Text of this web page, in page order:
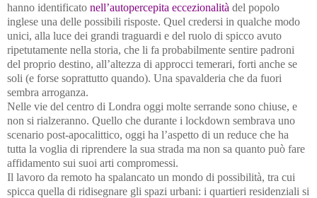
hanno identificato nell’autopercepita eccezionalità del popolo
inglese una delle possibili risposte. Quel credersi in qualche modo
unici, alla luce dei grandi traguardi e del ruolo di spicco avuto
ripetutamente nella storia, che li fa probabilmente sentire padroni
del proprio destino, all’altezza di approcci temerari, forti anche se
soli (e forse soprattutto quando). Una spavalderia che da fuori
sembra arroganza.
Nelle vie del centro di Londra oggi molte serrande sono chiuse, e
non si rialzeranno. Quello che durante i lockdown sembrava uno
scenario post-apocalittico, oggi ha l’aspetto di un reduce che ha
tutta la voglia di riprendere la sua strada ma non sa quanto può fare
affidamento sui suoi arti compromessi.
Il lavoro da remoto ha spalancato un mondo di possibilità, tra cui
spicca quella di ridisegnare gli spazi urbani: i quartieri residenziali si